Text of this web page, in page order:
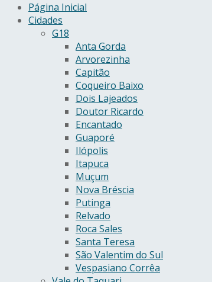
Página Inicial
Cidades
G18
Anta Gorda
Arvorezinha
Capitão
Coqueiro Baixo
Dois Lajeados
Doutor Ricardo
Encantado
Guaporé
Ilópolis
Itapuca
Muçum
Nova Bréscia
Putinga
Relvado
Roca Sales
Santa Teresa
São Valentim do Sul
Vespasiano Corrêa